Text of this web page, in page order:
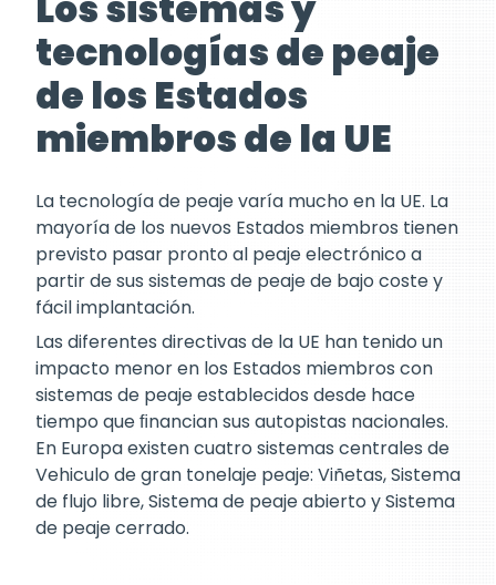
tecnologías de peaje
de los Estados
miembros de la UE
La tecnología de peaje varía mucho en la UE. La
mayoría de los nuevos Estados miembros tienen
previsto pasar pronto al peaje electrónico a
partir de sus sistemas de peaje de bajo coste y
fácil implantación.
Las diferentes directivas de la UE han tenido un
impacto menor en los Estados miembros con
sistemas de peaje establecidos desde hace
tiempo que ﬁnancian sus autopistas nacionales.
En Europa existen cuatro sistemas centrales de
Vehiculo de gran tonelaje peaje: Viñetas, Sistema
de flujo libre, Sistema de peaje abierto y Sistema
de peaje cerrado.